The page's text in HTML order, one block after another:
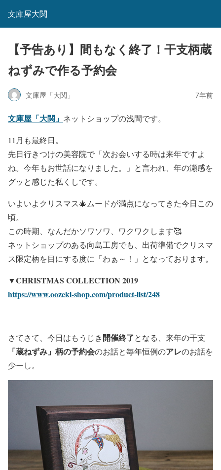
文庫屋大関
【予告あり】間もなく終了！干支柄蔵
ねずみで作る予約会
文庫屋「大関」 7年前
文庫屋「大関」 ネットショップの浅間です。
11月も最終日。
先日行きつけの美容院で「次お会いする時は来年ですよ
ね。今年もお世話になりました。」と言われ、年の瀬感を
グッと感じた私くしです。
いよいよ ク リ スマス🎄 ムードが満点になってきた今日この
頃。
この時期、なんだかソワソワ、ワクワクします🥰
ネットショップのある向島工房でも、出荷準備でクリスマ
ス限定柄を目にする度に「わぁ～！」となっております。
▼CHRISTMAS COLLECTION 2019
https://www.oozeki-shop.com/product-list/248
さてさて、今日はもうじき開催終了となる、来年の干支
「蔵ねずみ」柄の予約会のお話と毎年恒例のアレのお話を
少ーし。